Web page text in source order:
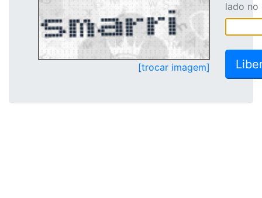
[trocar imagem]
lado no